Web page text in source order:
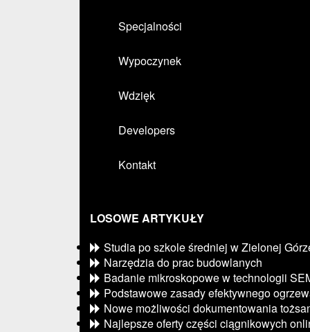
Specjalności
Wypoczynek
Wdzięk
Developers
Kontakt
LOSOWE ARTYKUŁY
Studia po szkole średniej w Zielonej
Narzędzia do prac budowlanych
Badanie mikroskopowe w technologii
Podstawowe zasady efektywnego
Nowe możliwości dokumentowania
Najlepsze oferty części ciągnikowych